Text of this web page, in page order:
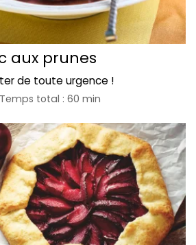
aux prunes
de toute urgence !
Temps total : 60 min